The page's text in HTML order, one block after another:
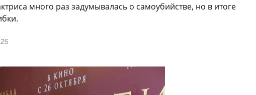
много раз задумывалась о самоубийстве, но в итоге